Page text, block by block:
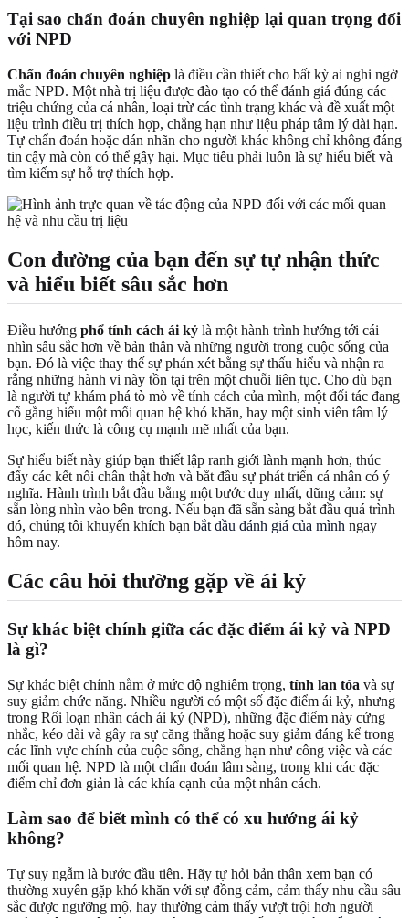
Tại sao chẩn đoán chuyên nghiệp lại quan trọng đối
với NPD
Chẩn đoán chuyên nghiệp là điều cần thiết cho bất kỳ ai nghi ngờ
mắc NPD. Một nhà trị liệu được đào tạo có thể đánh giá đúng các
triệu chứng của cá nhân, loại trừ các tình trạng khác và đề xuất một
liệu trình điều trị thích hợp, chẳng hạn như liệu pháp tâm lý dài hạn.
Tự chẩn đoán hoặc dán nhãn cho người khác không chỉ không đáng
tin cậy mà còn có thể gây hại. Mục tiêu phải luôn là sự hiểu biết và
tìm kiếm sự hỗ trợ thích hợp.
Con đường của bạn đến sự tự nhận thức
và hiểu biết sâu sắc hơn
Điều hướng phổ tính cách ái kỷ là một hành trình hướng tới cái
nhìn sâu sắc hơn về bản thân và những người trong cuộc sống của
bạn. Đó là việc thay thế sự phán xét bằng sự thấu hiểu và nhận ra
rằng những hành vi này tồn tại trên một chuỗi liên tục. Cho dù bạn
là người tự khám phá tò mò về tính cách của mình, một đối tác đang
cố gắng hiểu một mối quan hệ khó khăn, hay một sinh viên tâm lý
học, kiến thức là công cụ mạnh mẽ nhất của bạn.
Sự hiểu biết này giúp bạn thiết lập ranh giới lành mạnh hơn, thúc
đẩy các kết nối chân thật hơn và bắt đầu sự phát triển cá nhân có ý
nghĩa. Hành trình bắt đầu bằng một bước duy nhất, dũng cảm: sự
sẵn lòng nhìn vào bên trong. Nếu bạn đã sẵn sàng bắt đầu quá trình
đó, chúng tôi khuyến khích bạn bắt đầu đánh giá của mình ngay
hôm nay.
Các câu hỏi thường gặp về ái kỷ
Sự khác biệt chính giữa các đặc điểm ái kỷ và NPD
là gì?
Sự khác biệt chính nằm ở mức độ nghiêm trọng, tính lan tỏa và sự
suy giảm chức năng. Nhiều người có một số đặc điểm ái kỷ, nhưng
trong Rối loạn nhân cách ái kỷ (NPD), những đặc điểm này cứng
nhắc, kéo dài và gây ra sự căng thẳng hoặc suy giảm đáng kể trong
các lĩnh vực chính của cuộc sống, chẳng hạn như công việc và các
mối quan hệ. NPD là một chẩn đoán lâm sàng, trong khi các đặc
điểm chỉ đơn giản là các khía cạnh của một nhân cách.
Làm sao để biết mình có thể có xu hướng ái kỷ
không?
Tự suy ngẫm là bước đầu tiên. Hãy tự hỏi bản thân xem bạn có
thường xuyên gặp khó khăn với sự đồng cảm, cảm thấy nhu cầu sâu
sắc được ngưỡng mộ, hay thường cảm thấy vượt trội hơn người